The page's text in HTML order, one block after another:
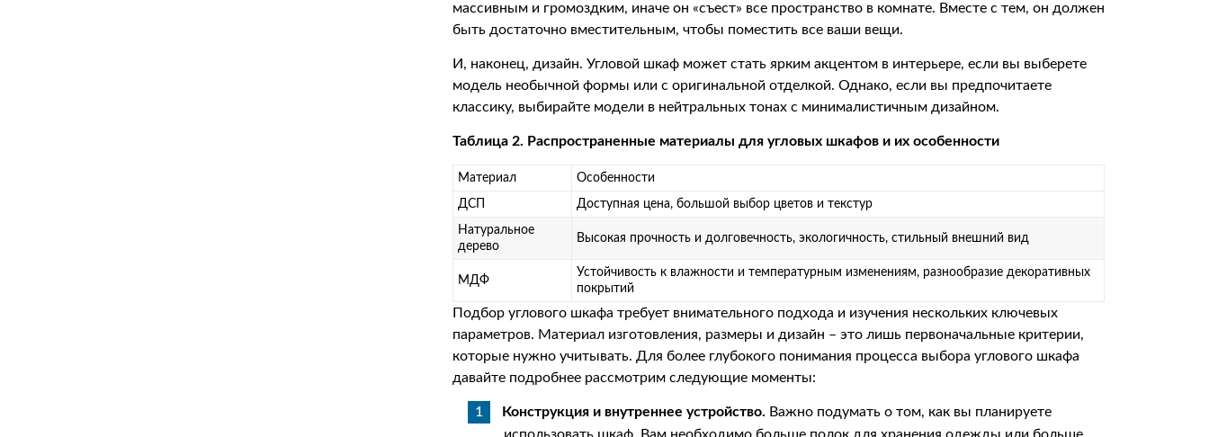
массивным и громоздким, иначе он «съест» все пространство в комнате. Вместе с тем, он должен
быть достаточно вместительным, чтобы поместить все ваши вещи.
И, наконец, дизайн. Угловой шкаф может стать ярким акцентом в интерьере, если вы выберете
модель необычной формы или с оригинальной отделкой. Однако, если вы предпочитаете
классику, выбирайте модели в нейтральных тонах с минималистичным дизайном.
Таблица 2. Распространенные материалы для угловых шкафов и их особенности
Материал Особенности
ДСП Доступная цена, большой выбор цветов и текстур
Натуральное
дерево
Высокая прочность и долговечность, экологичность, стильный внешний вид
МДФ
Устойчивость к влажности и температурным изменениям, разнообразие декоративных
покрытий
Подбор углового шкафа требует внимательного подхода и изучения нескольких ключевых
параметров. Материал изготовления, размеры и дизайн – это лишь первоначальные критерии,
которые нужно учитывать. Для более глубокого понимания процесса выбора углового шкафа
давайте подробнее рассмотрим следующие моменты:
Конструкция и внутреннее устройство. Важно подумать о том, как вы планируете